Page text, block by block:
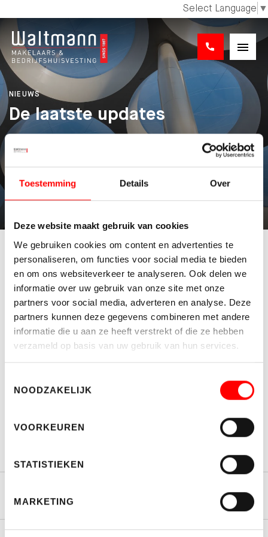
Toestemming Details Over
Deze website maakt gebruik van cookies
We gebruiken cookies om content en advertenties te
personaliseren, om functies voor social media te bieden
en om ons websiteverkeer te analyseren. Ook delen we
informatie over uw gebruik van onze site met onze
partners voor social media, adverteren en analyse. Deze
partners kunnen deze gegevens combineren met andere
informatie die u aan ze heeft verstrekt of die ze hebben
verzameld op basis van uw gebruik van hun services.
NOODZAKELIJK
VOORKEUREN
STATISTIEKEN
MARKETING
Select Language ▼
NIEUWS
De laatste updates
Woningmakelaardij
Blijf op de hoogte
Schrijf je hier in voor de nieuwsbrief.
WELKE NIEUWSBRIEF WENST U TE ONTVANGEN?